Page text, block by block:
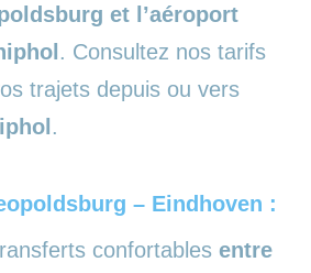
et l’aéroport
. Consultez nos tarifs
trajets depuis ou vers
.
– Eindhoven :
confortables entre